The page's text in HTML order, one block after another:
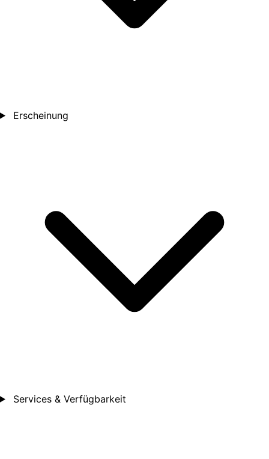
Erscheinung
Services & Verfügbarkeit